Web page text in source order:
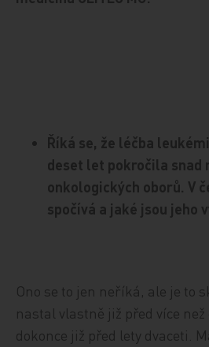
Říká se, že léčba
deset let pokročila snad
onkologických oborů. V
spočívá a jaké jsou jeho
Ono se to jen neříká, ale je to
nastal vlastně již před více
dokonce již před lety dvaceti.